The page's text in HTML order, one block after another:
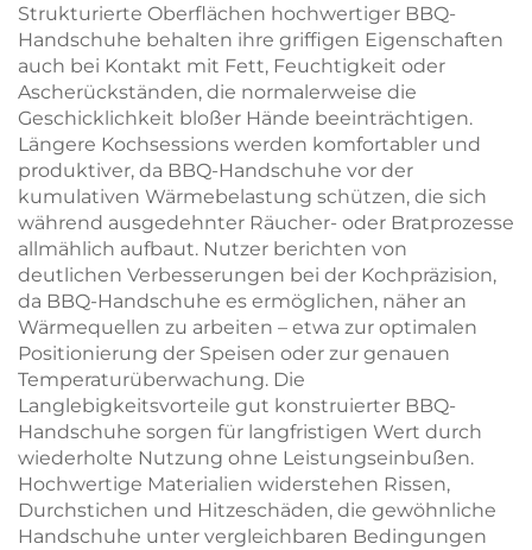
Strukturierte Oberflächen hochwertiger BBQ-
Handschuhe behalten ihre griffigen Eigenschaften
auch bei Kontakt mit Fett, Feuchtigkeit oder
Ascherückständen, die normalerweise die
Geschicklichkeit bloßer Hände beeinträchtigen.
Längere Kochsessions werden komfortabler und
produktiver, da BBQ-Handschuhe vor der
kumulativen Wärmebelastung schützen, die sich
während ausgedehnter Räucher- oder Bratprozesse
allmählich aufbaut. Nutzer berichten von
deutlichen Verbesserungen bei der Kochpräzision,
da BBQ-Handschuhe es ermöglichen, näher an
Wärmequellen zu arbeiten – etwa zur optimalen
Positionierung der Speisen oder zur genauen
Temperaturüberwachung. Die
Langlebigkeitsvorteile gut konstruierter BBQ-
Handschuhe sorgen für langfristigen Wert durch
wiederholte Nutzung ohne Leistungseinbußen.
Hochwertige Materialien widerstehen Rissen,
Durchstichen und Hitzeschäden, die gewöhnliche
Handschuhe unter vergleichbaren Bedingungen